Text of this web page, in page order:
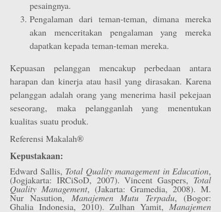
pesaingnya.
Pengalaman dari teman-teman, dimana mereka
akan menceritakan pengalaman yang mereka
dapatkan kepada teman-teman mereka.
Kepuasan pelanggan mencakup perbedaan antara
harapan dan kinerja atau hasil yang dirasakan. Karena
pelanggan adalah orang yang menerima hasil pekejaan
seseorang, maka pelangganlah yang menentukan
kualitas suatu produk.
Referensi Makalah®
Kepustakaan:
Edward Sallis, Total Quality management in Education,
(Jogjakarta: IRCiSoD, 2007). Vincent Gaspers, Total
Quality Management, (Jakarta: Gramedia, 2008). M.
Nur Nasution, Manajemen Mutu Terpadu, (Bogor:
Ghalia Indonesia, 2010). Zulhan Yamit, Manajemen